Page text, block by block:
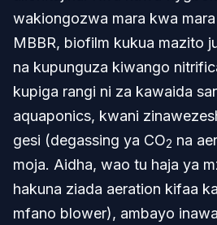
wakiongozwa mara kwa
MBBR, biofilm kukua mazito
na kupunguza kiwango
kupiga rangi ni za kawaida
aquaponics, kwani
gesi (degassing ya CO2 na
moja. Aidha, wao tu haja ya
hakuna ziada aeration kifaa
mfano blower), ambayo